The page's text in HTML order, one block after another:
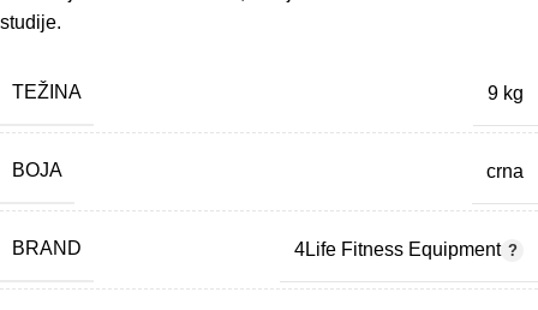
studije.
TEŽINA 9 kg
BOJA crna
BRAND 4Life Fitness Equipment